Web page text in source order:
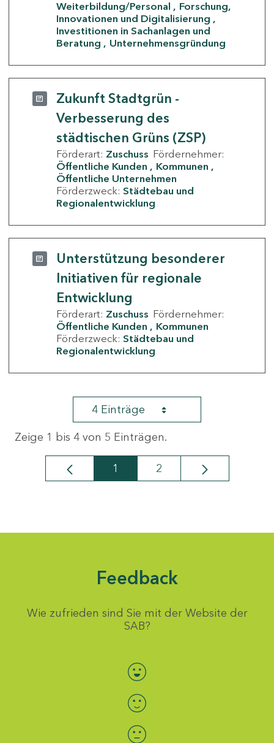
Weiterbildung/Personal
Forschung,
Innovationen und Digitalisierung
Investitionen in Sachanlagen und
Beratung
Unternehmensgründung
Zukunft Stadtgrün -
Verbesserung des
städtischen Grüns (ZSP)
Förderart: Zuschuss Fördernehmer:
Öffentliche Kunden
Kommunen
Öffentliche Unternehmen
Förderzweck: Städtebau und
Regionalentwicklung
Unterstützung besonderer
Initiativen für regionale
Entwicklung
Förderart: Zuschuss Fördernehmer:
Öffentliche Kunden
Kommunen
Förderzweck: Städtebau und
Regionalentwicklung
4 Einträge
Zeige 1 bis 4 von 5 Einträgen.
Seite
1 Seite
2
Feedback
Wie zufrieden sind Sie mit der Website der
SAB?
Bewertung auswählen